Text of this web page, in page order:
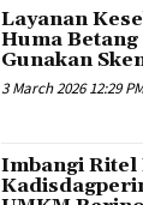
Layanan
Huma
Gunakan
3 March 2026 12:29
Imbangi Ritel